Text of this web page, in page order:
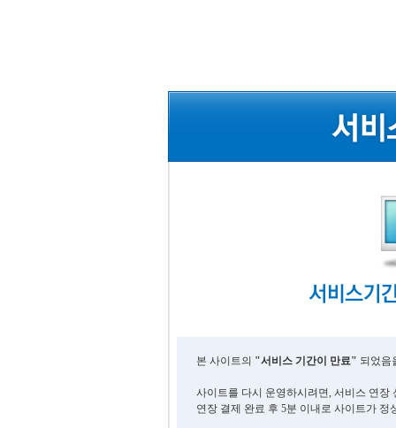
본 사이트의 "서비스 기간이 만료" 되었음
사이트를 다시 운영하시려면, 서비스 연장
연장 결제 완료 후 5분 이내로 사이트가 정